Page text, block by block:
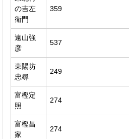
の吉左
衛門
359
遠山強
彦
537
東陽坊
忠尋
249
富樫定
照
274
富樫昌
家
274